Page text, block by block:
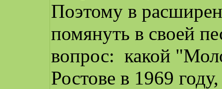
Поэтому в
помянуть в своей
вопрос: какой
Ростове в 1969